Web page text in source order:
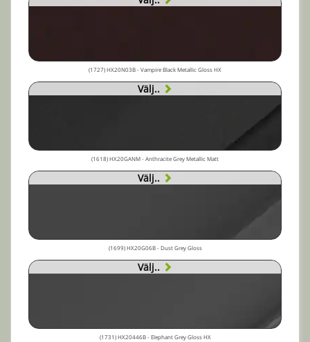
(1727) HX20N03B - Vampire Black Metallic Gloss HX
Välj..
(1618) HX20GANM - Anthracite Grey Metallic Matt
Välj..
(1699) HX20G06B - Dust Grey Gloss
Välj..
(1731) HX20446B - Elephant Grey Gloss HX